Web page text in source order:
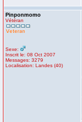
Pinponmomo
Vétéran
Sexe:
Inscrit le: 08 Oct 2007
Messages: 3279
Localisation: Landes (40)